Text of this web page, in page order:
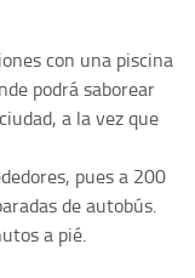
con una piscina
podrá saborear
a la vez que
pues a 200
de autobús.
a pié.